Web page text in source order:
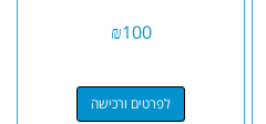
₪100
לפרטים ורכישה